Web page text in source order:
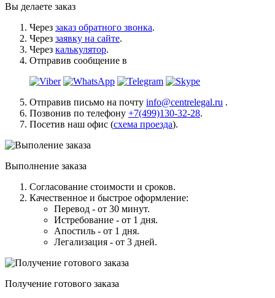
Вы делаете заказ
Через заказ обратного звонка.
Через заявку на сайте.
Через калькулятор.
Отправив сообщение в
Отправив письмо на почту info@centrelegal.ru .
Позвонив по телефону +7(499)130-32-28.
Посетив наш офис (схема проезда).
Выполнение заказа
Согласование стоимости и сроков.
Качественное и быстрое оформление:
Перевод - от 30 минут.
Истребование - от 1 дня.
Апостиль - от 1 дня.
Легализация - от 3 дней.
Получение готового заказа